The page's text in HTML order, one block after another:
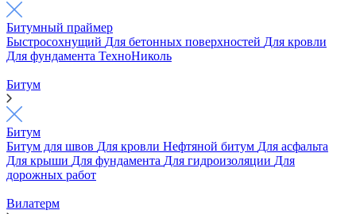
Битумный праймер
Быстросохнущий Для бетонных поверхностей Для кровли
Для фундамента ТехноНиколь
Битум
Битум
Битум для швов Для кровли Нефтяной битум Для асфальта
Для крыши Для фундамента Для гидроизоляции Для
дорожных работ
Вилатерм